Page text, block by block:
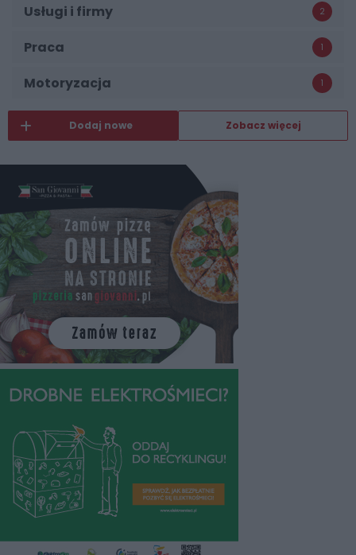
Usługi i firmy 2
Praca 1
Motoryzacja 1
Dodaj nowe Zobacz więcej